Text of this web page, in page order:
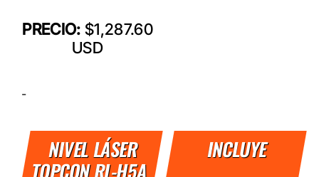
PRECIO: $1,287.60
USD
-
NIVEL LÁSER
TOPCON RL-H5A
INCLUYE